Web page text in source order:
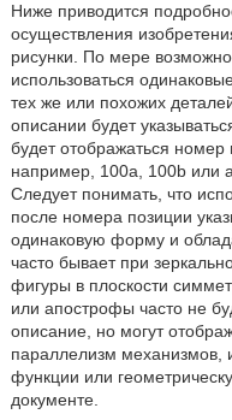
Ниже приводится
осуществления
рисунки. По мере
использоваться
тех же или похожих
описании будет
будет отображаться номер
например, 100a, 100b или
Следует понимать, что
после номера позиции
одинаковую форму и
часто бывает при
фигуры в плоскости
или апострофы часто не
описание, но могут
параллелизм
функции или
документе.